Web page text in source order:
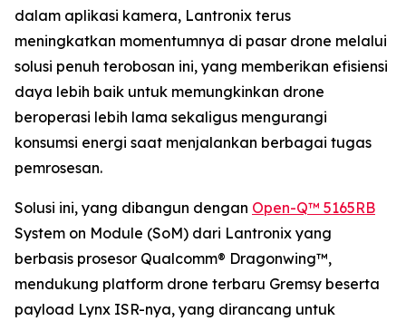
dalam aplikasi kamera, Lantronix terus
meningkatkan momentumnya di pasar drone melalui
solusi penuh terobosan ini, yang memberikan efisiensi
daya lebih baik untuk memungkinkan drone
beroperasi lebih lama sekaligus mengurangi
konsumsi energi saat menjalankan berbagai tugas
pemrosesan.
Solusi ini, yang dibangun dengan Open-Q™ 5165RB
System on Module (SoM) dari Lantronix yang
berbasis prosesor Qualcomm® Dragonwing™,
mendukung platform drone terbaru Gremsy beserta
payload Lynx ISR-nya, yang dirancang untuk